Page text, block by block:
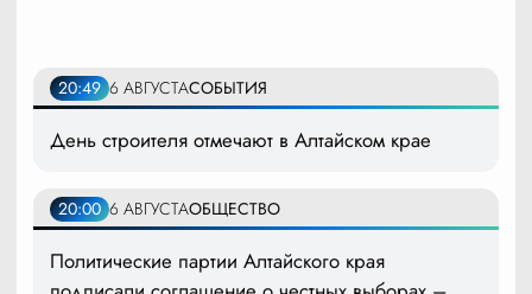
20:49 6 АВГУСТАСОБЫТИЯ
День строителя отмечают в Алтайском крае
20:00 6 АВГУСТАОБЩЕСТВО
Политические партии Алтайского края